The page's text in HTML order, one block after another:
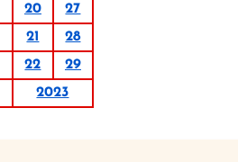
20
27
21
28
22
29
2023